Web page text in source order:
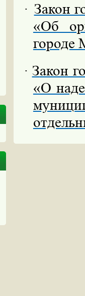
· Закон
«Об
городе
· Закон
«О